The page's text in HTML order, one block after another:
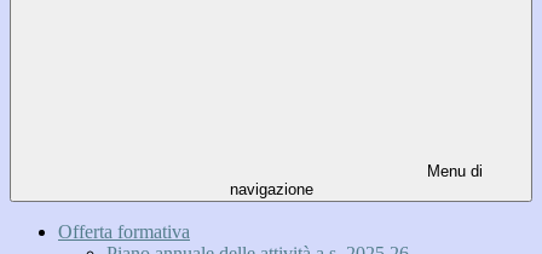
Menu di
navigazione
Offerta formativa